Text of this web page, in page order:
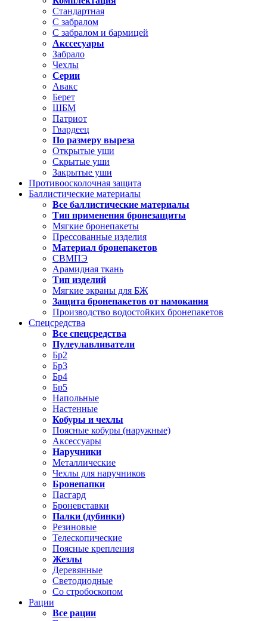
Стандартная
С забралом
С забралом и бармицей
Акссесуары
Забрало
Чехлы
Серии
Авакс
Берет
ШБМ
Патриот
Гвардеец
По размеру выреза
Открытые уши
Скрытые уши
Закрытые уши
Противоосколочная защита
Баллистические материалы
Все баллистические материалы
Тип применения бронезащиты
Мягкие бронепакеты
Прессованные изделия
Материал бронепакетов
СВМПЭ
Арамидная ткань
Тип изделий
Мягкие экраны для БЖ
Защита бронепакетов от намокания
Производство водостойких бронепакетов
Спецсредства
Все спецсредства
Пулеулавливатели
Бр2
Бр3
Бр4
Бр5
Напольные
Настенные
Кобуры и чехлы
Поясные кобуры (наружные)
Аксессуары
Наручники
Металлические
Чехлы для наручников
Бронепапки
Пасгард
Броневставки
Палки (дубинки)
Резиновые
Телескопические
Поясные крепления
Жезлы
Деревянные
Светодиодные
Со стробоскопом
Рации
Все рации